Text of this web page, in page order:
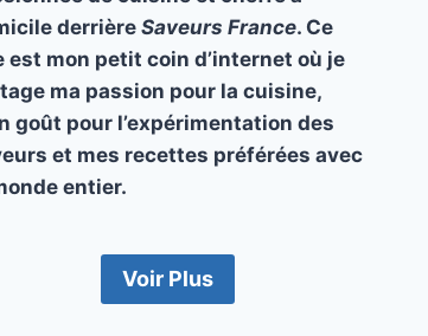
derrièreSaveurs France. Ce
est mon petit coin d’internet où je
ma passion pour la cuisine,
goût pour l’expérimentation des
et mes recettes préférées avec
entier.
Voir Plus